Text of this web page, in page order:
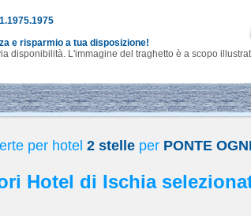
e risparmio a tua disposizione!
disponibilità. L'immagine del traghetto è a scopo
per hotel 2 stelle per PONTE
Hotel di Ischia